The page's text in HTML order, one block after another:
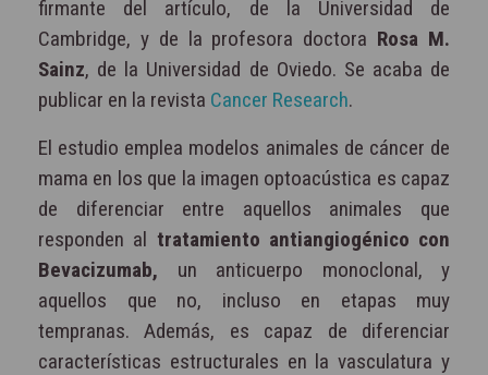
firmante del artículo, de la Universidad de
Cambridge, y de la profesora doctora Rosa M.
Sainz, de la Universidad de Oviedo. Se acaba de
publicar en la revista Cancer Research.
El estudio emplea modelos animales de cáncer de
mama en los que la imagen optoacústica es capaz
de diferenciar entre aquellos animales que
responden al tratamiento antiangiogénico con
Bevacizumab, un anticuerpo monoclonal, y
aquellos que no, incluso en etapas muy
tempranas. Además, es capaz de diferenciar
características estructurales en la vasculatura y